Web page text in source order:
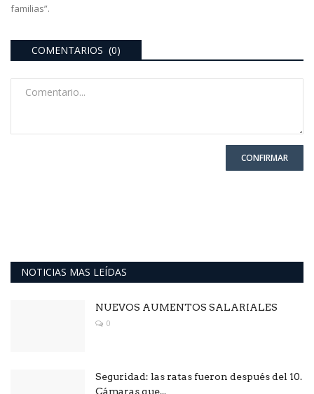
familias”.
COMENTARIOS (0)
CONFIRMAR
NOTICIAS MAS LEÍDAS
NUEVOS AUMENTOS SALARIALES
0
Seguridad: las ratas fueron después del 10.
Cámaras que...